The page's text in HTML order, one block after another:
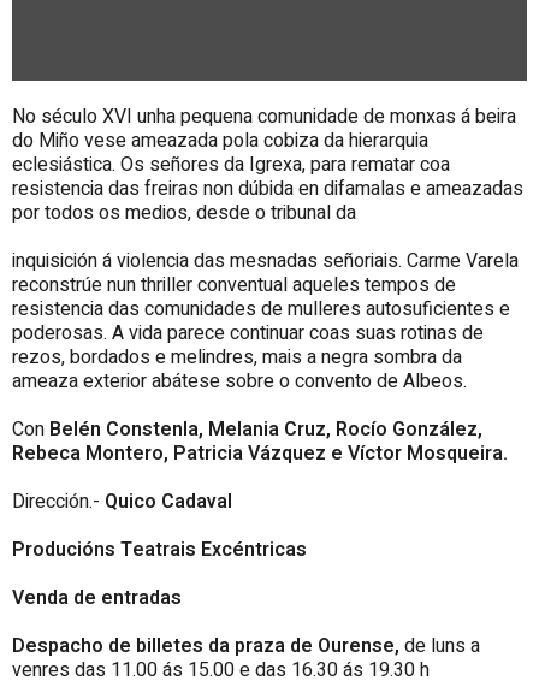
No século XVI unha pequena comunidade de monxas á beira
do Miño vese ameazada pola cobiza da hierarquia
eclesiástica. Os señores da Igrexa, para rematar coa
resistencia das freiras non dúbida en difamalas e ameazadas
por todos os medios, desde o tribunal da
inquisición á violencia das mesnadas señoriais. Carme Varela
reconstrúe nun thriller conventual aqueles tempos de
resistencia das comunidades de mulleres autosuficientes e
poderosas. A vida parece continuar coas suas rotinas de
rezos, bordados e melindres, mais anegra sombra da
ameaza exterior abátese sobre o convento de Albeos.
Con Belén Constenla, Melania Cruz, Rocío González,
Rebeca Montero, PatriciaVázquez e Víctor Mosqueira.
Dirección.- Quico Cadaval
Producións Teatrais Excéntricas
Venda de entradas
Despacho de billetes da praza de Ourense, de luns a
venres das 11.00 ás 15.00 e das 16.30 ás 19.30 h